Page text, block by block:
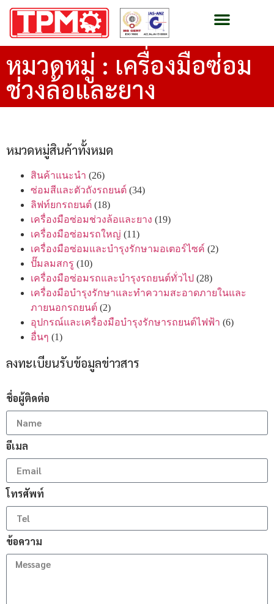
หมวดหมู่ : เครื่องมือซ่อม
ช่วงล้อและยาง
หมวดหมู่สินค้าทั้งหมด
สินค้าแนะนำ (26)
ซ่อมสีและตัวถังรถยนต์ (34)
ลิฟท์ยกรถยนต์ (18)
เครื่องมือซ่อมช่วงล้อและยาง (19)
เครื่องมือซ่อมรถใหญ่ (11)
เครื่องมือซ่อมและบำรุงรักษามอเตอร์ไซค์ (2)
ปั๊มลมสกรู (10)
เครื่องมือซ่อมรถและบำรุงรถยนต์ทั่วไป (28)
เครื่องมือบำรุงรักษาและทำความสะอาดภายในและ
ภายนอกรถยนต์ (2)
อุปกรณ์และเครื่องมือบำรุงรักษารถยนต์ไฟฟ้า (6)
อื่นๆ (1)
ลงทะเบียนรับข้อมูลข่าวสาร
ชื่อผู้ติดต่อ
อีเมล
โทรศัพท์
ข้อความ